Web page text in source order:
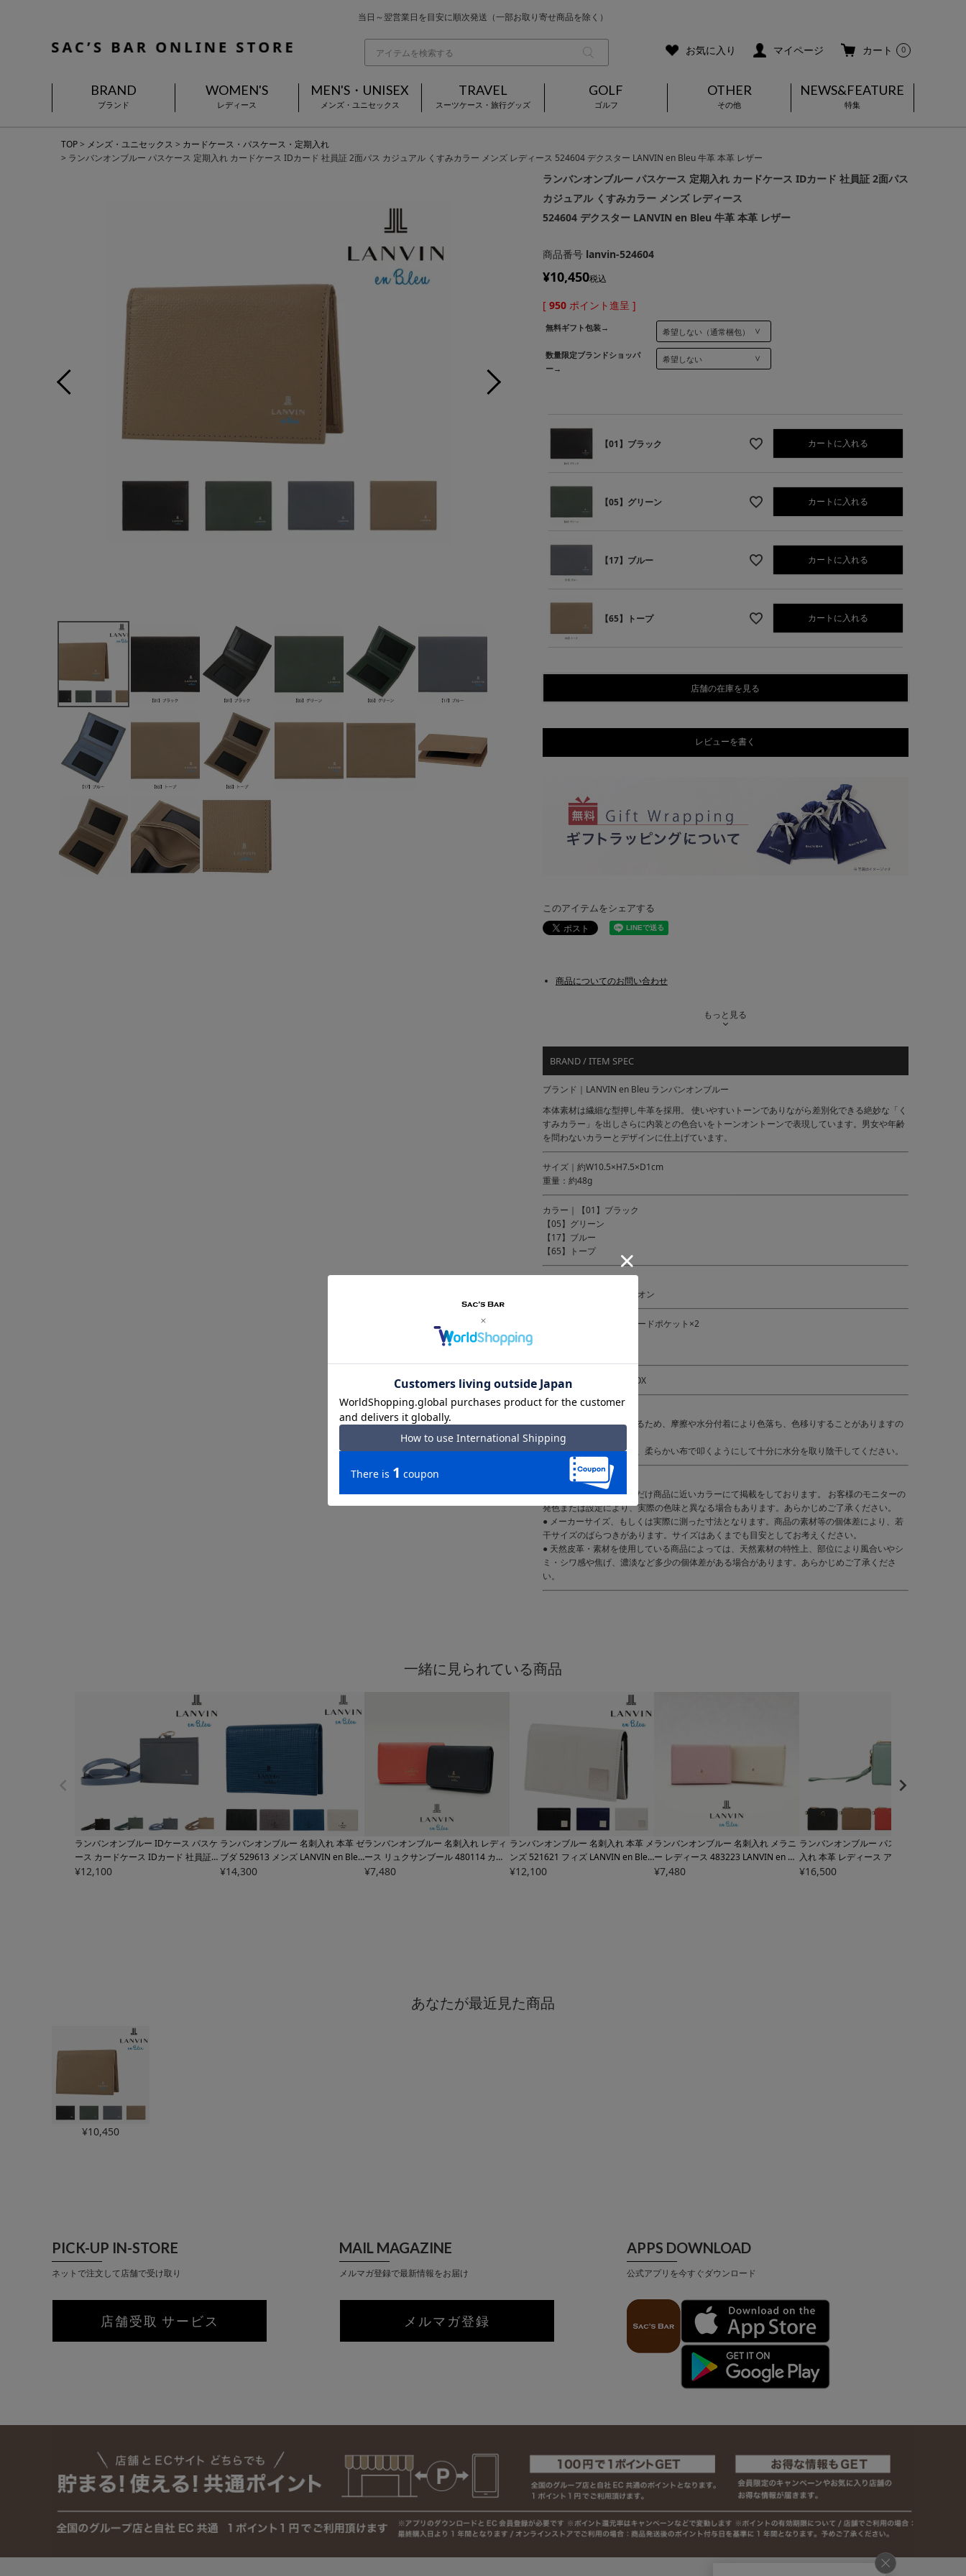
当日～翌営業日を目安に順次発送（一部お取り寄せ商品を除く）
お気に入り マイページ カート 0
BRAND
ブランド
WOMEN'S
レディース
MEN'S・UNISEX
メンズ・ユニセックス
TRAVEL
スーツケース・旅行グッズ
GOLF
ゴルフ
OTHER
その他
NEWS&FEATURE
特集
TOP メンズ・ユニセックス
カードケース・パスケース・定期入れ
ランバンオンブルー パスケース 定期入れ カードケース IDカード 社員証 2面パス カジュアル くすみカラー メンズ レディース 524604 デクスター LANVIN en Bleu 牛革 本革 レザー
ランバンオンブルー パスケース 定期入れ カードケース IDカード 社員証 2面パス
カジュアル くすみカラー メンズ レディース
524604 デクスター LANVIN en Bleu 牛革 本革 レザー
商品番号 lanvin-524604
¥10,450税込
[ 950 ポイント進呈 ]
無料ギフト包装→
数量限定ブランドショッパ
ー→
【01】ブラック カートに入れる
【05】グリーン カートに入れる
【17】ブルー カートに入れる
【65】トープ カートに入れる
店舗の在庫を見る
レビューを書く
このアイテムをシェアする
商品についてのお問い合わせ
もっと見る
BRAND / ITEM SPEC
ブランド｜LANVIN en Bleu ランバンオンブルー
本体素材は繊細な型押し牛革を採用。 使いやすいトーンでありながら差別化できる絶妙な「く
すみカラー」を出しさらに内装との色合いをトーンオントーンで表現しています。男女や年齢
を問わないカラーとデザインに仕上げています。
サイズ｜約W10.5×H7.5×D1cm
重量：約48g
カラー｜【01】ブラック
【05】グリーン
【17】ブルー
【65】トープ
裏地：ポリエステルカチオン
仕様 ｜内側：窓付きカードポケット×2
付属 ｜ブランド専用BOX
備考 ｜中国製
※天然皮革を使用しているため、摩擦や水分付着により色落ち、色移りすることがありますの
でご注意ください。
※水などで濡れた場合は、柔らかい布で叩くようにして十分に水分を取り陰干してください。
ご注意ください｜
● 商品の画像は、できるだけ商品に近いカラーにて掲載をしております。 お客様のモニターの
発色または設定により、実際の色味と異なる場合もあります。あらかじめご了承ください。
● メーカーサイズ、もしくは実際に測った寸法となります。商品の素材等の個体差により、若
干サイズのばらつきがあります。サイズはあくまでも目安としてお考えください。
● 天然皮革・素材を使用している商品によっては、天然素材の特性上、部位により風合いやシ
ミ・シワ感や焦げ、濃淡など多少の個体差がある場合があります。あらかじめご了承くださ
い。
一緒に見られている商品
ランバンオンブルー IDケース パスケ
ース カードケース IDカード 社員証
ストラップ付 カジュアル くすみカラ
¥12,100
ランバンオンブルー 名刺入れ 本革 ゼ
ブダ 529613 メンズ LANVIN en Bleu
カードケース 名刺ケース パスケース
¥14,300
ランバンオンブルー 名刺入れ レディ
ース リュクサンブール480114 カー
ドケース パスケース 本革 牛革 レザ
¥7,480
ランバンオンブルー 名刺入れ 本革 メ
ンズ 521621 フィズ LANVIN en Bleu
カードケース 名刺ケース レザー 牛革
¥12,100
ランバンオンブルー 名刺入れ メラニ
ー レディース483223 LANVIN en Bl
eu | カードケース カード入れ 牛革
¥7,480
ランバンオンブルー パスケース 小銭
入れ 本革 レディース アーリ
LANVIN en Bleu | 定期入れ マルチケ
¥16,500
あなたが最近見た商品
¥10,450
PICK-UP IN-STORE
ネットで注文して店舗で受け取り
店舗受取 サービス
MAIL MAGAZINE
メルマガ登録で最新情報をお届け
メルマガ登録
APPS DOWNLOAD
公式アプリを今すぐダウンロード